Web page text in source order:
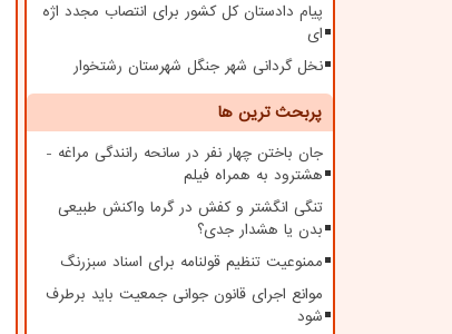
پیام دادستان کل کشور برای انتصاب مجدد اژه
ای
نخل گردانی شهر جنگل شهرستان رشتخوار
پربحث ترین ها
جان باختن چهار نفر در سانحه رانندگی مراغه -
هشترود به همراه فیلم
تنگی انگشتر و کفش در گرما واکنش طبیعی
بدن یا هشدار جدی؟
ممنوعیت تنظیم قولنامه برای اسناد سبزرنگ
موانع اجرای قانون جوانی جمعیت باید برطرف
شود